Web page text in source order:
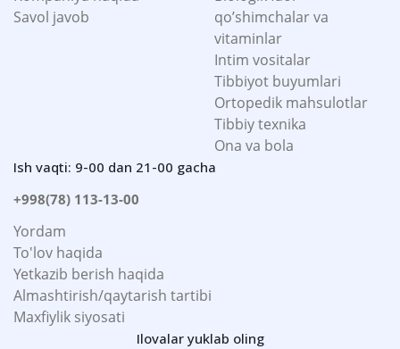
Savol javob
qo’shimchalar va
vitaminlar
Intim vositalar
Tibbiyot buyumlari
Ortopedik mahsulotlar
Tibbiy texnika
Ona va bola
Ish vaqti: 9-00 dan 21-00 gacha
+998(78) 113-13-00
Yordam
To'lov haqida
Yetkazib berish haqida
Almashtirish/qaytarish tartibi
Maxfiylik siyosati
Ilovalar yuklab oling